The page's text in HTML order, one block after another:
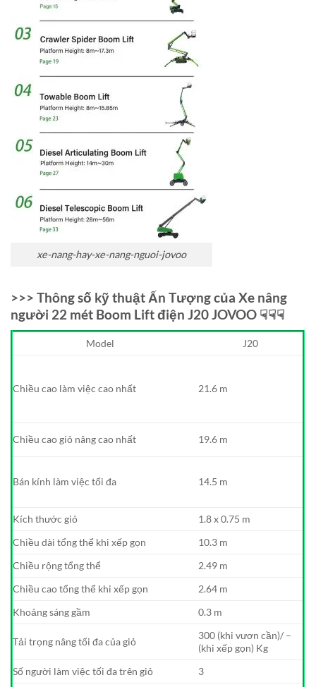
xe-nang-hay-xe-nang-nguoi-jovoo
>>> Thông số kỹ thuật Ấn Tượng của Xe nâng
người 22 mét Boom Lift điện J20 JOVOO ☟☟☟
Model J20
Chiều cao làm việc cao nhất 21.6 m
Chiều cao giỏ nâng cao nhất 19.6 m
Bán kính làm việc tối đa 14.5 m
Kích thước giỏ
1.8 x 0.75 m
Chiều dài tổng thể khi xếp gọn
10.3 m
Chiều rộng tổng thể
2.49 m
Chiều cao tổng thể khi xếp gọn
2.64 m
Khoảng sáng gầm
0.3 m
Tải trọng nâng tối đa của giỏ
300 (khi vươn cần)/ –
(khi xếp gọn) Kg
Số người làm việc tối đa trên giỏ
3